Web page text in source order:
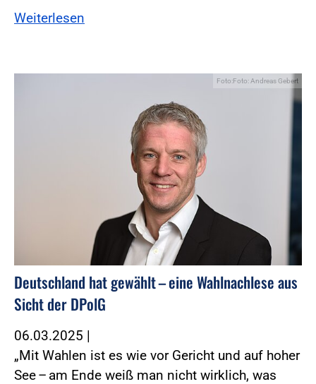
Weiterlesen
Foto:Foto: Andreas Gebert
Deutschland hat gewählt – eine Wahlnachlese aus
Sicht der DPolG
06.03.2025 |
„Mit Wahlen ist es wie vor Gericht und auf hoher
See – am Ende weiß man nicht wirklich, was